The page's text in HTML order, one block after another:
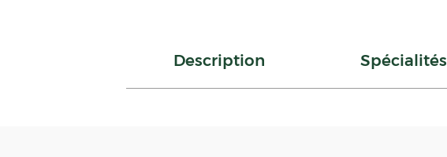
Description Spécialités